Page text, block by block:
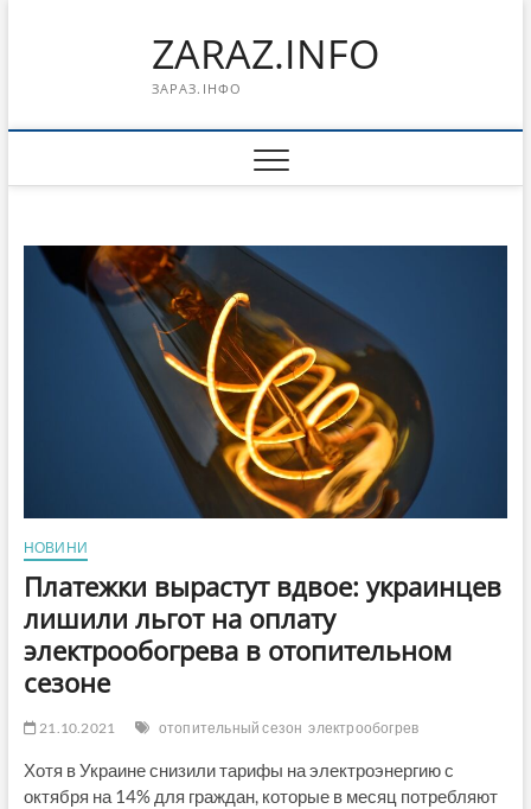
ZARAZ.INFO
ЗАРАЗ.ІНФО
НОВИНИ
Платежки вырастут вдвое: украинцев
лишили льгот на оплату
электрообогрева в отопительном
сезоне
21.10.2021 отопительный сезон электрообогрев
Хотя в Украине снизили тарифы на электроэнергию с
октября на 14% для граждан, которые в месяц потребляют